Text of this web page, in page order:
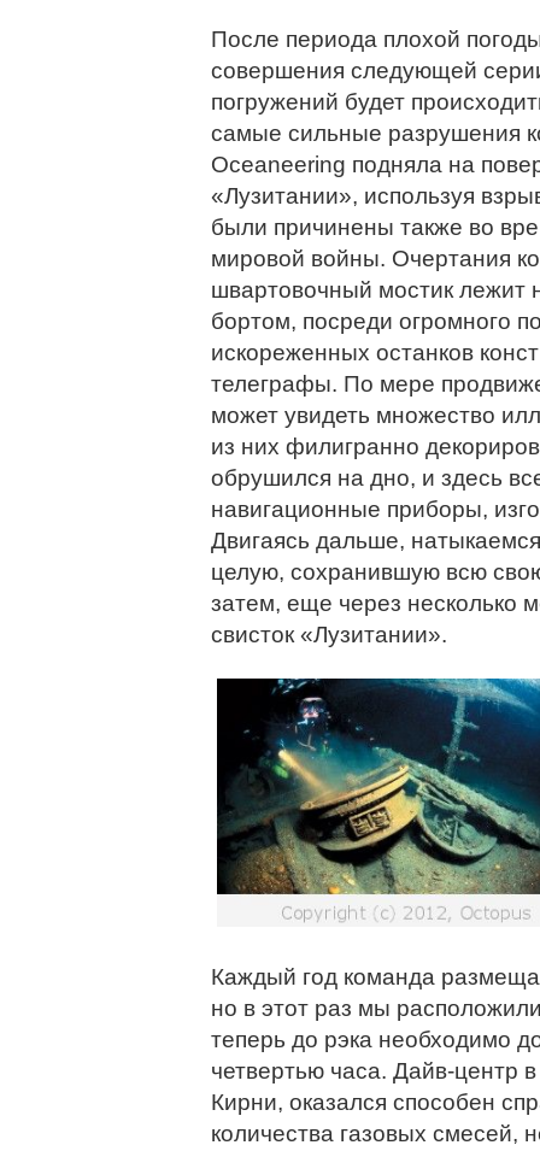
После периода плохой
совершения следующей
погружений будет
самые сильные разрушения
Oceaneering подняла на
«Лузитании», используя
были причинены также во
мировой войны. Очертания
швартовочный мостик лежит
бортом, посреди огромного
искореженных останков
телеграфы. По мере
может увидеть множество
из них филигранно
обрушился на дно, и здесь
навигационные приборы,
Двигаясь дальше,
целую, сохранившую всю
затем, еще через несколько
свисток «Лузитании».
Каждый год команда
но в этот раз мы
теперь до рэка необходимо
четвертью часа. Дайв-
Кирни, оказался способен
количества газовых